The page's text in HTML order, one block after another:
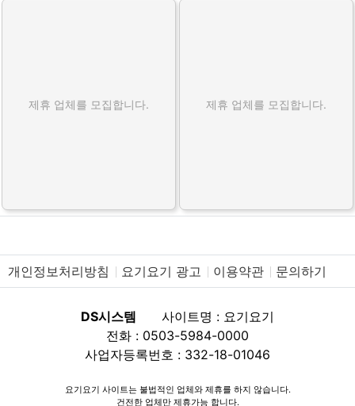
제휴 업체를 모집합니다. 제휴 업체를 모집합니다.
개인정보처리방침 요기요기 광고 이용약관 문의하기
DS시스템
사이트명 : 요기요기
전화 : 0503-5984-0000
사업자등록번호 : 332-18-01046
요기요기 사이트는 불법적인 업체와 제휴를 하지 않습니다.
건전한 업체만 제휴가능 합니다.